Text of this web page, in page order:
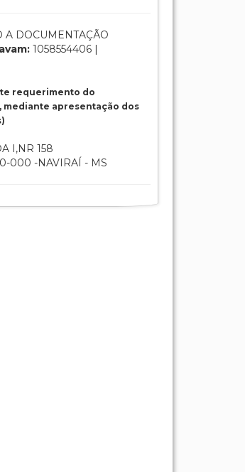
A DOCUMENTAÇÃO
1058554406 |
requerimento do
mediante apresentação dos
I,NR 158
000 -NAVIRAÍ - MS